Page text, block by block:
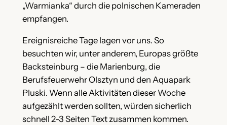
„Warmianka“ durch die polnischen Kameraden
empfangen.
Ereignisreiche Tage lagen vor uns. So
besuchten wir, unter anderem, Europas größte
Backsteinburg – die Marienburg, die
Berufsfeuerwehr Olsztyn und den Aquapark
Pluski. Wenn alle Aktivitäten dieser Woche
aufgezählt werden sollten, würden sicherlich
schnell 2-3 Seiten Text zusammen kommen.